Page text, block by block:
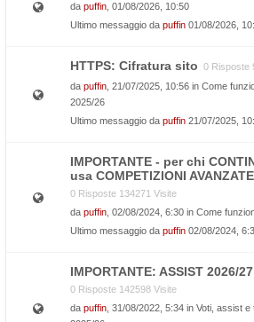
da puffin , 01/08/2026, 10:50
Ultimo messaggio da puffin 01/08/2026,
HTTPS: Cifratura sito 0 Risposte
da puffin , 21/07/2025, 10:56 in Come
2025/26
Ultimo messaggio da puffin 21/07/2025,
IMPORTANTE - per chi
usa COMPETIZIONI AVANZATE
0 Risposte 134271 Visite
da puffin , 02/08/2024, 6:30 in Come
Ultimo messaggio da puffin 02/08/2024,
IMPORTANTE: ASSIST 2026/
0 Risposte 142598 Visite
da puffin , 31/08/2022, 5:34 in Voti, assist e